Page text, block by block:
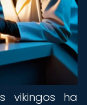
vikingos ha